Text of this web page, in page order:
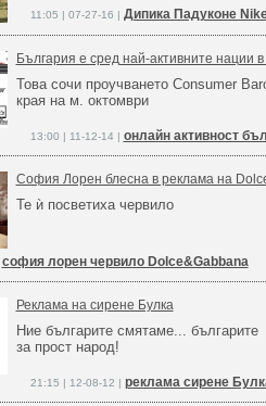
11:05 | 07-27-16 | Дипика Падуконе
България е сред най-активните нации
Това сочи проучването Consumer
края на м. октомври
13:00 | 11-12-14 | онлайн активност
София Лорен блесна в реклама на
Те ѝ посветиха червило
софия лорен червило Dolce&Gabbana
Реклама на сирене Булка
Ние българите смятаме... българите
за прост народ!
21:15 | 12-08-12 | реклама сирене